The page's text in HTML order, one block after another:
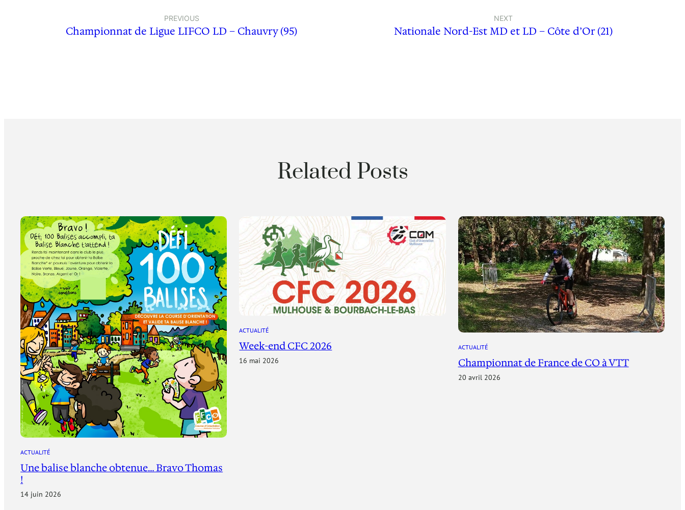
PREVIOUS
Championnat de Ligue LIFCO LD – Chauvry (95)
NEXT
Nationale Nord-Est MD et LD – Côte d’Or (21)
Related Posts
ACTUALITÉ
Une balise blanche obtenue… Bravo Thomas
!
14 juin 2026
ACTUALITÉ
Week-end CFC 2026
16 mai 2026
ACTUALITÉ
Championnat de France de CO à VTT
20 avril 2026